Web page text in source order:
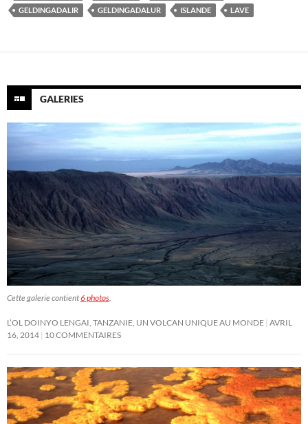
GELDINGADALIR
GELDINGADALUR ISLANDE LAVE
GALERIES
Cette galerie contient6 photos.
L’OL DOINYO LENGAI, TANZANIE, UN VOLCAN UNIQUE AU MONDE AVRIL
16, 2014 10 COMMENTAIRES